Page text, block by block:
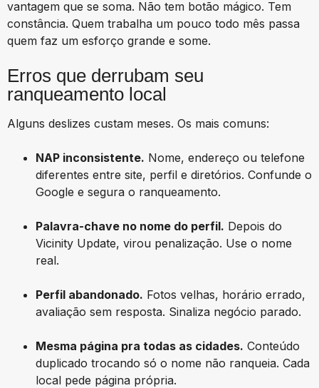
vantagem que se soma. Não tem botão mágico. Tem
constância. Quem trabalha um pouco todo mês passa
quem faz um esforço grande e some.
Erros que derrubam seu
ranqueamento local
Alguns deslizes custam meses. Os mais comuns:
NAP inconsistente. Nome, endereço ou telefone
diferentes entre site, perfil e diretórios. Confunde o
Google e segura o ranqueamento.
Palavra-chave no nome do perfil. Depois do
Vicinity Update, virou penalização. Use o nome
real.
Perfil abandonado. Fotos velhas, horário errado,
avaliação sem resposta. Sinaliza negócio parado.
Mesma página pra todas as cidades. Conteúdo
duplicado trocando só o nome não ranqueia. Cada
local pede página própria.